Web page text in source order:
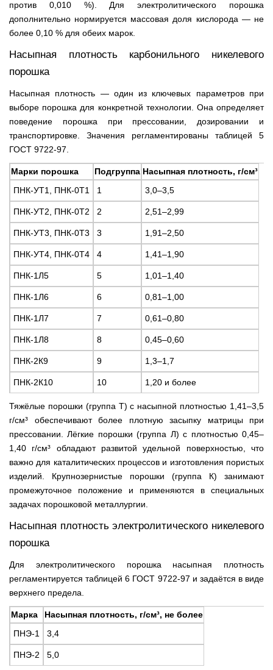
против 0,010 %). Для электролитического порошка
дополнительно нормируется массовая доля кислорода — не
более 0,10 % для обеих марок.
Насыпная плотность карбонильного никелевого
порошка
Насыпная плотность — один из ключевых параметров при
выборе порошка для конкретной технологии. Она определяет
поведение порошка при прессовании, дозировании и
транспортировке. Значения регламентированы таблицей 5
ГОСТ 9722-97.
Марки порошка Подгруппа Насыпная плотность, г/см³
ПНК-УТ1, ПНК-0Т1
1 3,0–3,5
ПНК-УТ2, ПНК-0Т2 2 2,51–2,99
ПНК-УТ3, ПНК-0Т3 3 1,91–2,50
ПНК-УТ4, ПНК-0Т4 4 1,41–1,90
ПНК-1Л5 5 1,01–1,40
ПНК-1Л6 6 0,81–1,00
ПНК-1Л7 7 0,61–0,80
ПНК-1Л8 8 0,45–0,60
ПНК-2К9 9 1,3–1,7
ПНК-2К10 10 1,20 и более
Тяжёлые порошки (группа Т) с насыпной плотностью 1,41–3,5
г/см³ обеспечивают более плотную засыпку матрицы при
прессовании. Лёгкие порошки (группа Л) с плотностью 0,45–
1,40 г/см³ обладают развитой удельной поверхностью, что
важно для каталитических процессов и изготовления пористых
изделий. Крупнозернистые порошки (группа К) занимают
промежуточное положение и применяются в специальных
задачах порошковой металлургии.
Насыпная плотность электролитического никелевого
порошка
Для электролитического порошка насыпная плотность
регламентируется таблицей 6 ГОСТ 9722-97 и задаётся в виде
верхнего предела.
Марка
Насыпная плотность, г/см³, не более
ПНЭ-1
3,4
ПНЭ-2 5,0